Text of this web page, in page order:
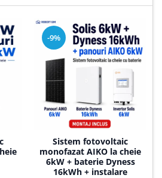
-9%
Sistem fotovoltaic
monofazat AIKO la cheie
6kW + baterie Dyness
16kWh + instalare